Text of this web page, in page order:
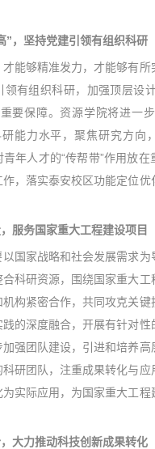
”，坚持党建引领有组织科研
能够精准发力，才能够有所
领有组织科研，加强顶层设
要保障。资源学院将进一
能力水平，聚焦研究方向
年人才的“传帮带”作用放在
，落实泰安校区功能定位优
服务国家重大工程建设项目
国家战略和社会发展需求为
合科研资源，围绕国家重大工
构紧密合作，共同攻克关键
的深度融合，开展有针对性
强团队建设，引进和培养高
研团队，注重成果转化与应
为实际应用，为国家重大工程
大力推动科技创新成果转化